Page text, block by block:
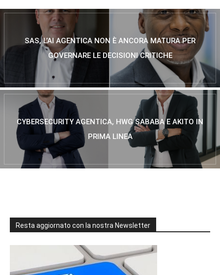
SAS, L’AI AGENTICA NON È ANCORA MATURA PER
GOVERNARE LE DECISIONI CRITICHE
CYBERSECURITY AGENTICA, HWG SABABA E AKITO IN
PRIMA LINEA
Resta aggiornato con la nostra Newsletter